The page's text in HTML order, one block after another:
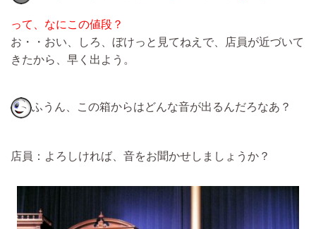
って、なにこの値段？
お・・おい、しろ、ぼけっと見てねえで、店員が近づいて
きたから、早く出よう。
ふうん、この箱からはどんな音が出るんだろなあ？
店員：よろしければ、音をお聞かせしましょうか？